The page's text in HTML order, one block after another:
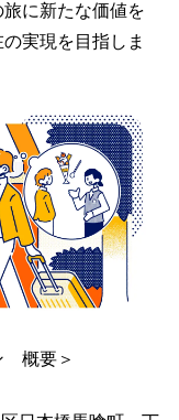
に新たな価値を
実現を目指しま
概要＞